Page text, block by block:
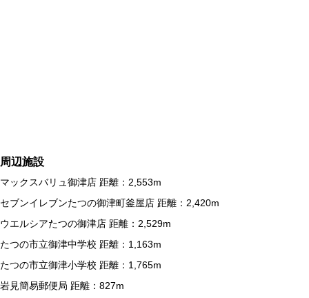
周辺施設
マックスバリュ御津店 距離：2,553m
セブンイレブンたつの御津町釜屋店 距離：2,420m
ウエルシアたつの御津店 距離：2,529m
たつの市立御津中学校 距離：1,163m
たつの市立御津小学校 距離：1,765m
岩見簡易郵便局 距離：827m